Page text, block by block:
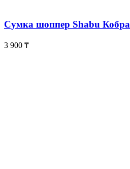
Сумка шоппер Shabu Кобра
3 900 ₸